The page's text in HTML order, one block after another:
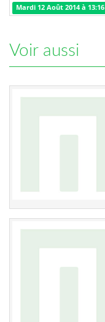
Mardi 12 Août 2014 à 13:16
Voir aussi